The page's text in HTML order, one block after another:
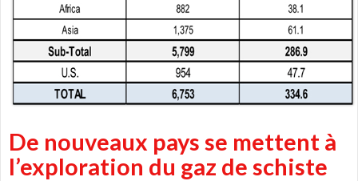
De nouveaux pays se mettent à
l’exploration du gaz de schiste